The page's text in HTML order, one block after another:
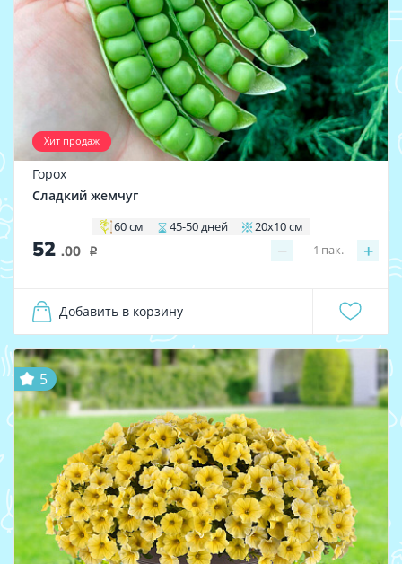
Хит продаж
Горох
Сладкий жемчуг
60 см 45-50 дней 20х10 см
52 .00 i − +
1 пак.
Добавить в корзину
5